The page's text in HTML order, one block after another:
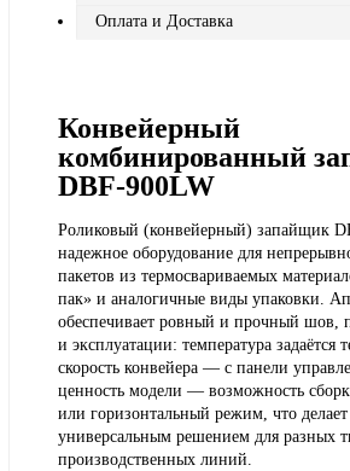
Оплата и Доставка
Конвейерный
комбинированный
DBF-900LW
Роликовый (конвейерный) запайщик
надежное оборудование для
пакетов из термосвариваемых
пак» и аналогичные виды упаковки.
обеспечивает ровный и прочный шов,
и эксплуатации: температура задаётся
скорость конвейера — с панели
ценность модели — возможность
или горизонтальный режим, что
универсальным решением для разных
производственных линий.